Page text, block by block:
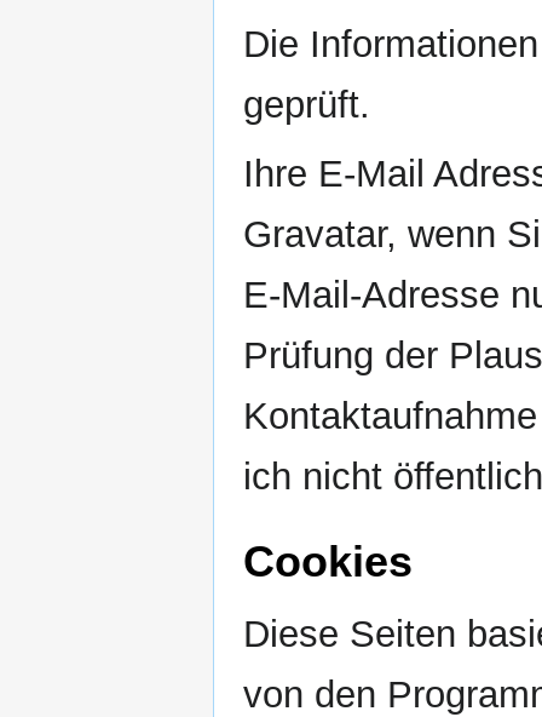
Die
geprüft.
Ihre E-Mail
Gravatar, wenn
E-Mail-Adresse
Prüfung der
ich nicht
Cookies
Diese Seiten
von den